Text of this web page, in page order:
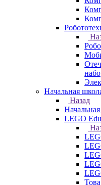
Начальная
Назад
LEGO